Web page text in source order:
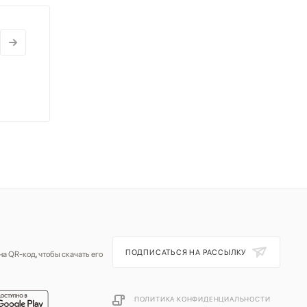
QR-код, чтобы скачать его
ПОДПИСАТЬСЯ НА РАССЫЛКУ
ПОЛИТИКА КОНФИДЕНЦИАЛЬНОСТИ